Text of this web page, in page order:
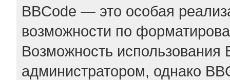
BBCode — это особая
возможности по
Возможность использования
администратором, однако